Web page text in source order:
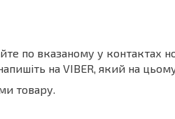
по вказаному у контактах
на VIBER, який на
товару.